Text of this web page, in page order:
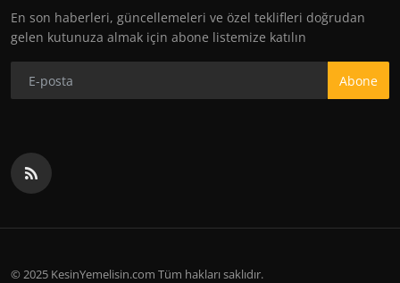
En son haberleri, güncellemeleri ve özel teklifleri doğrudan
gelen kutunuza almak için abone listemize katılın
Abone
© 2025 KesinYemelisin.com Tüm hakları saklıdır.